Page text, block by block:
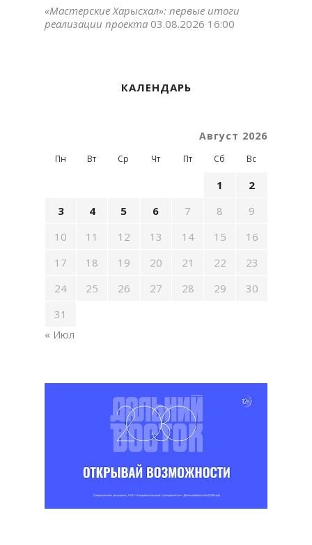
«Мастерские Харысхал»: первые итоги
реализации проекта 03.08.2026 16:00
КАЛЕНДАРЬ
Август 2026
Пн Вт Ср Чт Пт Сб Вс
1
2
3
4 5 6 7 8
9
10
11 12 13 14 15
16
17
18 19 20 21 22
23
24
25 26 27 28 29
30
31
« Июл